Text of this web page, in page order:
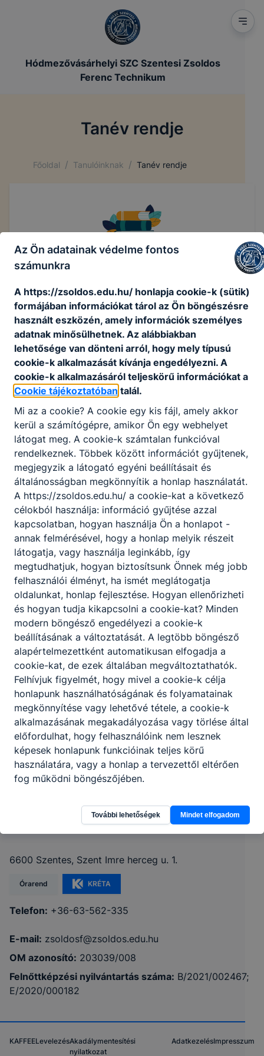
Hódmezővásárhelyi SZC Szentesi Zsoldos
Ferenc Technikum
Tanév rendje
Főoldal / Tanulóinknak / Tanév rendje
Aktuális információ
Feltöltés alatt...
A2024/2025tanév rendje,
fontosabb eseményei
Partnereink
Hódmezővásárhelyi SZC Szentesi Zsoldos
Ferenc Technikum
6600 Szentes, Szent Imre herceg u. 1.
Órarend KRÉTA
Telefon: +36-63-562-335
E-mail: zsoldosf@zsoldos.edu.hu
OM azonosító: 203039/008
Felnőttképzési nyilvántartás száma: B/2021/002467;
E/2020/000182
KAFFEELevelezésAkadálymentesítési
nyilatkozat
AdatkezelésImpresszum
Az Ön adatainak védelme fontos
számunkra
A https://zsoldos.edu.hu/ honlapja cookie-k (sütik)
formájában információkat tárol az Ön böngészésre
használt eszközén, amely információk személyes
adatnak minősülhetnek. Az alábbiakban
lehetősége van dönteni arról, hogy mely típusú
cookie-k alkalmazását kívánja engedélyezni. A
cookie-k alkalmazásáról teljeskörű információkat a
Cookie tájékoztatóban talál.
Mi az a cookie? A cookie egy kis fájl, amely akkor
kerül a számítógépre, amikor Ön egy webhelyet
látogat meg. A cookie-k számtalan funkcióval
rendelkeznek. Többek között információt gyűjtenek,
megjegyzik a látogató egyéni beállításait és
általánosságban megkönnyítik a honlap használatát.
A https://zsoldos.edu.hu/ a cookie-kat a következő
célokból használja: információ gyűjtése azzal
kapcsolatban, hogyan használja Ön a honlapot -
annak felmérésével, hogy a honlap melyik részeit
látogatja, vagy használja leginkább, így
megtudhatjuk, hogyan biztosítsunk Önnek még jobb
felhasználói élményt, ha ismét meglátogatja
oldalunkat, honlap fejlesztése. Hogyan ellenőrizheti
és hogyan tudja kikapcsolni a cookie-kat? Minden
modern böngésző engedélyezi a cookie-k
beállításának a változtatását. A legtöbb böngésző
alapértelmezettként automatikusan elfogadja a
cookie-kat, de ezek általában megváltoztathatók.
Felhívjuk figyelmét, hogy mivel a cookie-k célja
honlapunk használhatóságának és folyamatainak
megkönnyítése vagy lehetővé tétele, a cookie-k
alkalmazásának megakadályozása vagy törlése által
előfordulhat, hogy felhasználóink nem lesznek
képesek honlapunk funkcióinak teljes körű
használatára, vagy a honlap a tervezettől eltérően
fog működni böngészőjében.
További lehetőségek Mindet elfogadom